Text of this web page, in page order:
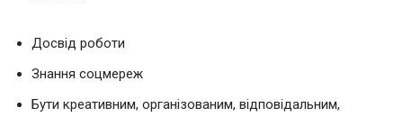
Досвід роботи
Знання соцмереж
Бути креативним, організованим, відповідальним,